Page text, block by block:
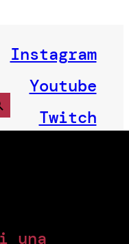
Instagram
Youtube
Twitch
una